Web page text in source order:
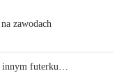
zawodach
innym futerku…